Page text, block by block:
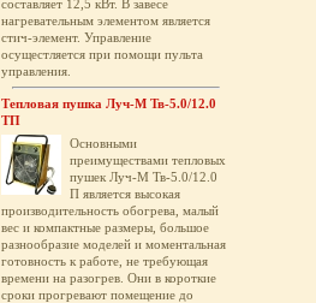
составляет 12,5 кВт. В завесе
нагревательным элементом является
стич-элемент. Управление
осущестляется при помощи пульта
управления.
Тепловая пушка Луч-М Тв-5.0/12.0
ТП
Основными
преимуществами тепловых
пушек Луч-М Тв-5.0/12.0
П является высокая
производительность обогрева, малый
вес и компактные размеры, большое
разнообразие моделей и моментальная
готовность к работе, не требующая
времени на разогрев. Они в короткие
сроки прогревают помещение до